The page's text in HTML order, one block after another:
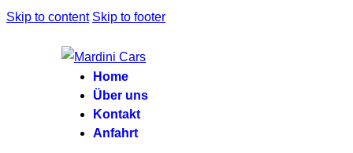
Skip to content Skip to footer
Home
Über uns
Kontakt
Anfahrt